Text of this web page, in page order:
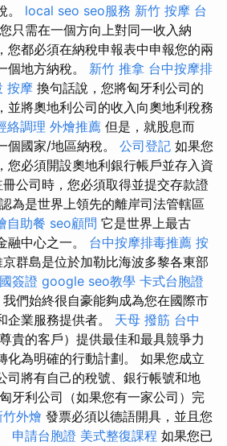
。 local seo seo服務 新竹 按摩 台
只需在一個方向上對同一收入納
您都必須在納稅申報表中申報您的兩
個地方納稅。 新竹 推拿 台中按摩排
按摩 換句話說，您將匈牙利公司的
並將奧地利公司的收入向奧地利稅務
絡調理 外燴推薦 但是，就股息而
個國家/地區納稅。 公司登記 如果您
您必須開設奧地利銀行帳戶並存入資
冊公司時，您必須取得並提交存款證
為是世界上領先的離岸司法管轄區
自助餐 seo顧問 它是世界上最古
融中心之一。 台中按摩排毒推薦 按
群島是位於加勒比海波多黎各東部
簽證 google seo教學 卡式台胞證
我們始終很自豪能夠成為您在國際市
企業服務提供者。 天母 撥筋 台中
貴的客戶）提供最佳和最具競爭力
化為明確的行動計劃。 如果您成立
司將有自己的稅號、銀行帳號和地
牙利公司（如果您有一家公司）完
竹外燴 發票必須以德語開具，並且您
申請台胞證 美式整復課程 如果您已